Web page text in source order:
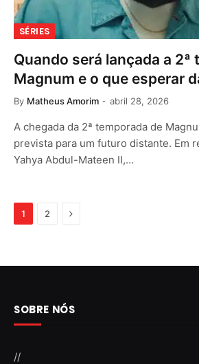
SÉRIES
Quando será lançada a 2ª
Magnum e o que esperar
By Matheus Amorim abril 28, 2026
A chegada da 2ª temporada de
prevista para um futuro distante. Em
Yahya Abdul-Mateen II,…
1 2 Next
SOBRE NÓS
//